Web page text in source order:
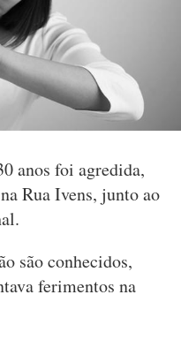
anos foi agredida,
Rua Ivens, junto ao
são conhecidos,
ferimentos na